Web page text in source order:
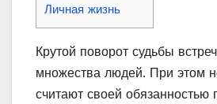
Личная жизнь
Крутой поворот судьбы
множества людей. При этом
считают своей обязанностью